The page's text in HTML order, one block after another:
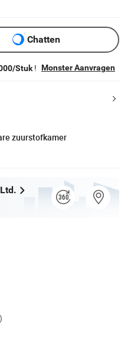
Chatten
Stuk! Monster Aanvragen
zuurstofkamer